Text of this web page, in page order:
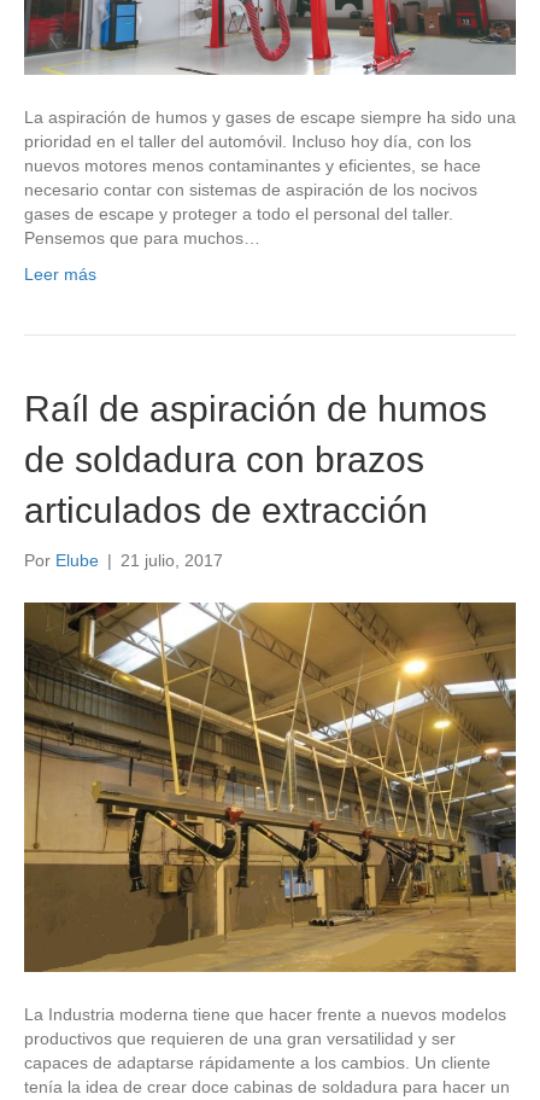
La aspiración de humos y gases de escape siempre ha sido una
prioridad en el taller del automóvil. Incluso hoy día, con los
nuevos motores menos contaminantes y eficientes, se hace
necesario contar con sistemas de aspiración de los nocivos
gases de escape y proteger a todo el personal del taller.
Pensemos que para muchos…
Leer más
Raíl de aspiración de humos
de soldadura con brazos
articulados de extracción
Por Elube | 21 julio, 2017
La Industria moderna tiene que hacer frente a nuevos modelos
productivos que requieren de una gran versatilidad y ser
capaces de adaptarse rápidamente a los cambios. Un cliente
tenía la idea de crear doce cabinas de soldadura para hacer un